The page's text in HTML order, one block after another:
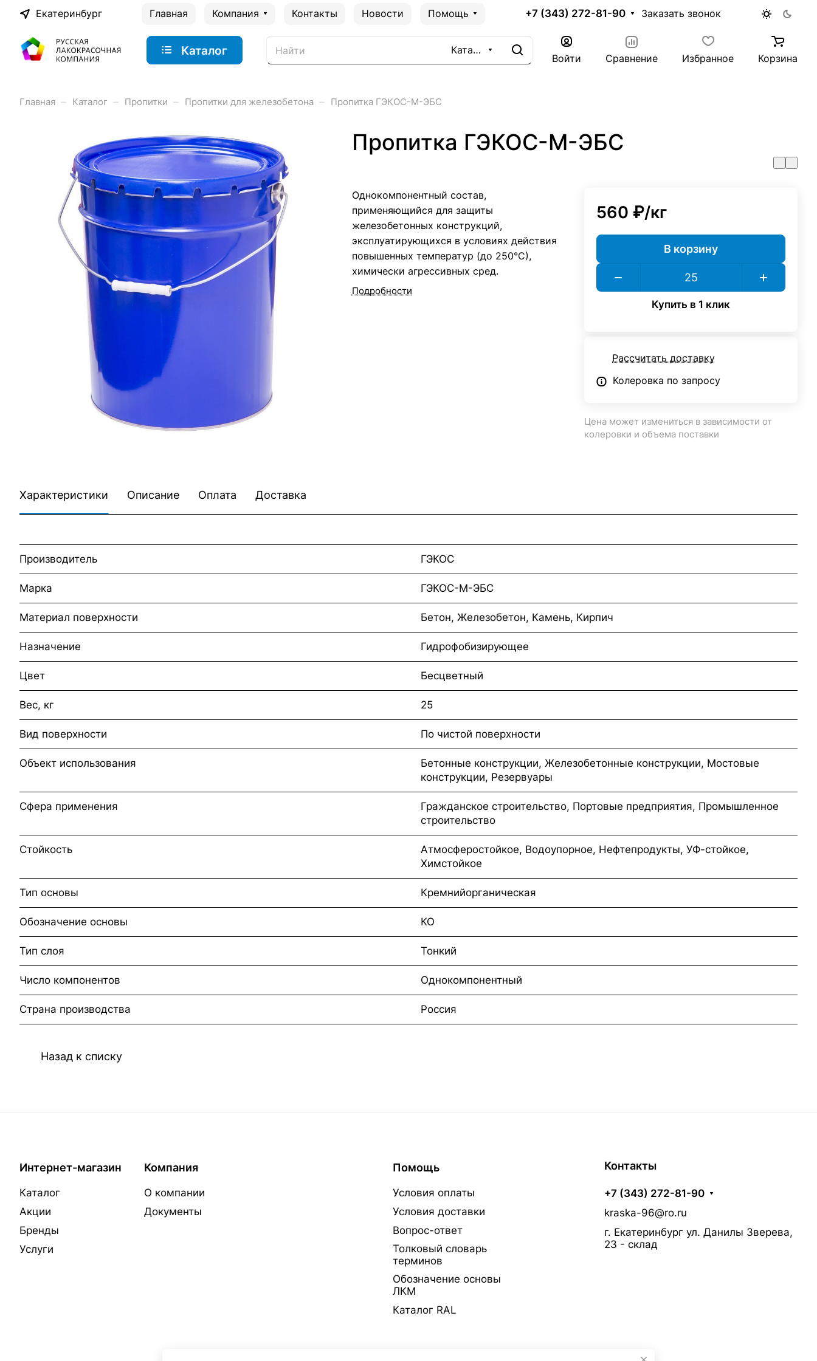
Екатеринбург Главная Компания Контакты Новости Помощь +7 (343) 272-81-90 Заказать звонок
Каталог Каталог
Войти Сравнение Избранное Корзина
Главная – Каталог – Пропитки – Пропитки для железобетона – Пропитка ГЭКОС-М-ЭБС
Пропитка ГЭКОС-М-ЭБС
Однокомпонентный состав,
применяющийся для защиты
железобетонных конструкций,
эксплуатирующихся в условиях действия
повышенных температур (до 250°С),
химически агрессивных сред.
Подробности
560 ₽/кг
В корзину
Купить в 1 клик
Рассчитать доставку
Колеровка по запросу
Цена может измениться в зависимости от
колеровки и объема поставки
Характеристики Описание Оплата Доставка
Производитель ГЭКОС
Марка ГЭКОС-М-ЭБС
Материал поверхности Бетон, Железобетон, Камень, Кирпич
Назначение Гидрофобизирующее
Цвет Бесцветный
Вес, кг 25
Вид поверхности По чистой поверхности
Объект использования
Бетонные конструкции, Железобетонные конструкции, Мостовые
конструкции, Резервуары
Сфера применения
Гражданское строительство, Портовые предприятия, Промышленное
строительство
Стойкость
Атмосферостойкое, Водоупорное, Нефтепродукты, УФ-стойкое,
Химстойкое
Тип основы Кремнийорганическая
Обозначение основы КО
Тип слоя Тонкий
Число компонентов Однокомпонентный
Страна производства Россия
Назад к списку
Интернет-магазин
Каталог
Акции
Бренды
Услуги
Компания
О компании
Документы
Помощь
Условия оплаты
Условия доставки
Вопрос-ответ
Толковый словарь
терминов
Обозначение основы
ЛКМ
Каталог RAL
Контакты
+7 (343) 272-81-90
kraska-96@ro.ru
г. Екатеринбург ул. Данилы Зверева,
23 - склад